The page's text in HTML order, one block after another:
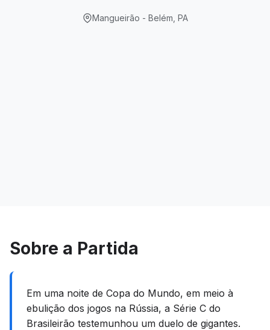
Mangueirão - Belém, PA
Sobre a Partida
Em uma noite de Copa do Mundo, em meio à
ebulição dos jogos na Rússia, a Série C do
Brasileirão testemunhou um duelo de gigantes.